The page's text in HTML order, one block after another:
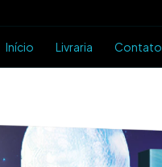
Início Livraria Contato